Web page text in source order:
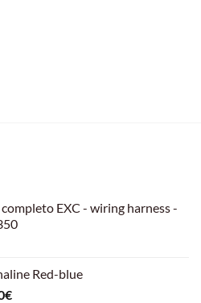
EXC - wiring harness -
Red-blue
€Il